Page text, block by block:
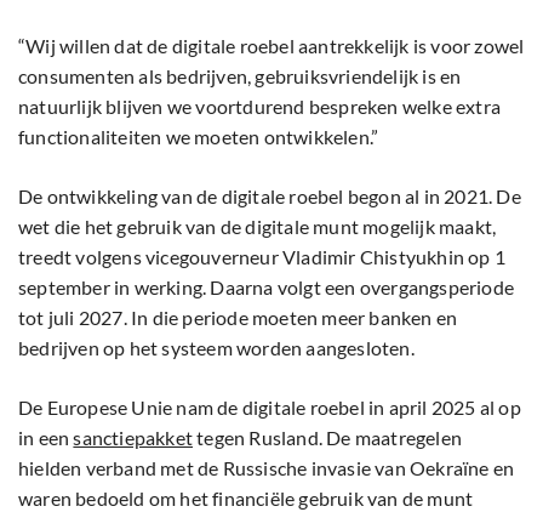
“Wij willen dat de digitale roebel aantrekkelijk is voor zowel
consumenten als bedrijven, gebruiksvriendelijk is en
natuurlijk blijven we voortdurend bespreken welke extra
functionaliteiten we moeten ontwikkelen.”
De ontwikkeling van de digitale roebel begon al in 2021. De
wet die het gebruik van de digitale munt mogelijk maakt,
treedt volgens vicegouverneur Vladimir Chistyukhin op 1
september in werking. Daarna volgt een overgangsperiode
tot juli 2027. In die periode moeten meer banken en
bedrijven op het systeem worden aangesloten.
De Europese Unie nam de digitale roebel in april 2025 al op
in eensanctiepakkettegen Rusland. De maatregelen
hielden verband met de Russische invasie van Oekraïne en
waren bedoeld om het financiële gebruik van de munt